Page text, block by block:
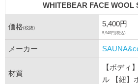
WHITEBEAR FACE WOOL
価格(税抜) 5,400円
5,940円(税込)
メーカー
材質
【ボディ
ル 【紐】